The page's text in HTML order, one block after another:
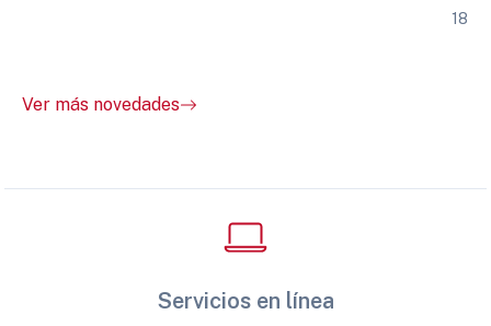
18
Ver más novedades
Servicios en línea